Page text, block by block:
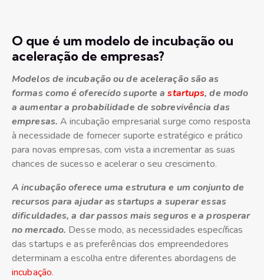
O que é um modelo de incubação ou
aceleração de empresas?
Modelos de incubação ou de aceleração são as
formas como é oferecido suporte astartups, de modo
a aumentar a probabilidade de sobrevivência das
empresas. A incubação empresarial surge como resposta
à necessidade de fornecer suporte estratégico e prático
para novas empresas, com vista a incrementar as suas
chances de sucesso e acelerar o seu crescimento.
A incubação oferece uma estrutura e um conjunto de
recursos para ajudar as startups a superar essas
dificuldades, a dar passos mais seguros e a prosperar
no mercado. Desse modo, as necessidades específicas
das startups e as preferências dos empreendedores
determinam a escolha entre diferentes abordagens de
incubação.